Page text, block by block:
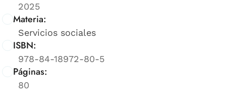
2025
Materia:
Servicios sociales
ISBN:
978-84-18972-80-5
Páginas:
80